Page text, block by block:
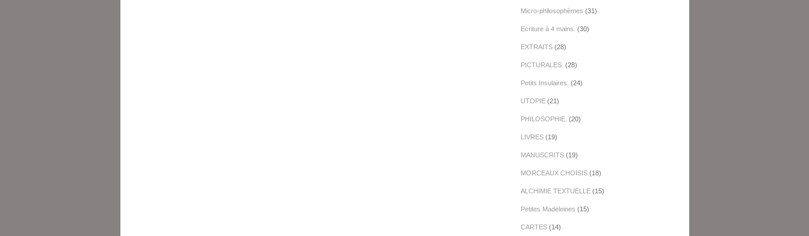
Micro-philosophèmes (31)
Ecriture à 4 mains. (30)
EXTRAITS(28)
PICTURALES. (28)
Petits Insulaires. (24)
UTOPIE(21)
PHILOSOPHIE. (20)
LIVRES(19)
MANUSCRITS(19)
MORCEAUX CHOISIS(18)
ALCHIMIE TEXTUELLE(15)
Petites Madeleines (15)
CARTES(14)